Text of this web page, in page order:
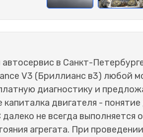
в Санкт-
V3 (Бриллианс в3) любой
диагностику и
капиталка двигателя -
не всегда выполняется
агрегата. При